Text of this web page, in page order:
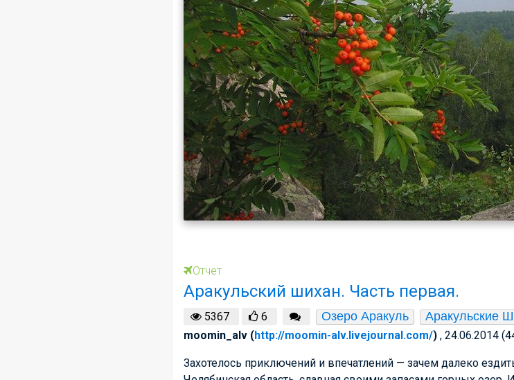
Отчет
Аракульский шихан. Часть первая.
5367 6 Озеро Аракуль Аракульские
moomin_alv (http://moomin-alv.livejournal.com/) , 24.06.2014
Захотелось приключений и впечатлений — зачем далеко